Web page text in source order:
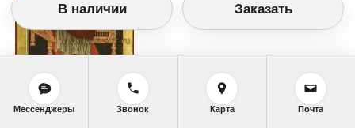
Православный календарь
<<Вторник, 31 Августа (18 Августа по
В наличии Заказать
Мессенджеры Звонок Карта Почта